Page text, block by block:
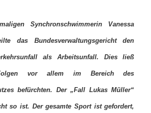
Synchronschwimmerin Vanessa
das Bundesverwaltungsgericht den
als Arbeitsunfall. Dies ließ
Folgen vor allem im Bereich des
befürchten. Der „Fall Lukas Müller“
so ist. Der gesamte Sport ist gefordert,